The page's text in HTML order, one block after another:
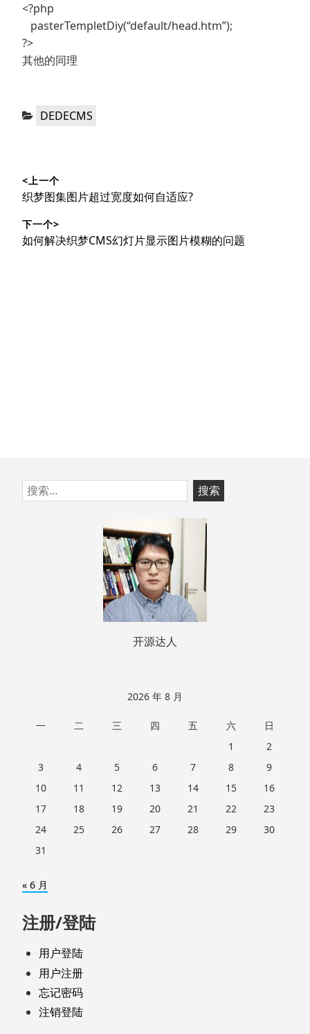
<?php
pasterTempletDiy(“default/head.htm”);
?>
其他的同理
分
DEDECMS
章
导
航
<上一个
上
文
章：
织梦图集图片超过宽度如何自适应?
下一个>
下
如何解决织梦CMS幻灯片显示图片模糊的问题
跳
至
搜
索：
开源达人
2026 年 8 月
一 二 三 四 五 六
日
1
2
3
4 5 6 7 8
9
10
11 12 13 14 15
16
17
18 19 20 21 22
23
24
25 26 27 28 29
30
31
« 6 月
注册/登陆
用户登陆
用户注册
忘记密码
注销登陆